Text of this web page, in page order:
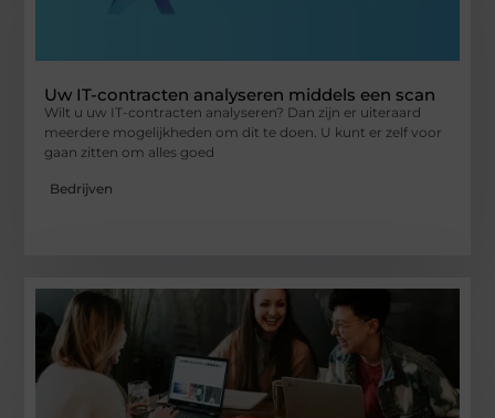
Uw IT-contracten analyseren middels een scan
Wilt u uw IT-contracten analyseren? Dan zijn er uiteraard
meerdere mogelijkheden om dit te doen. U kunt er zelf voor
gaan zitten om alles goed
Bedrijven